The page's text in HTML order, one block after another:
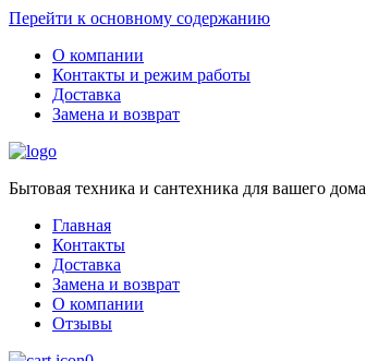
Перейти к основному содержанию
О компании
Контакты и режим работы
Доставка
Замена и возврат
Бытовая техника и сантехника для вашего дома
Главная
Контакты
Доставка
Замена и возврат
О компании
Отзывы